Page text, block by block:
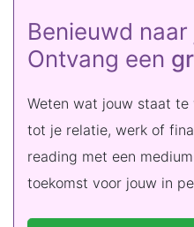
Benieuwd
Ontvang een
Weten wat jouw staat
tot je relatie, werk of
reading met een
toekomst voor jouw in